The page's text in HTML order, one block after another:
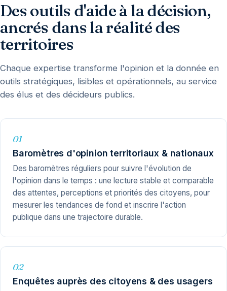
Des outils d'aide à la décision,
ancrés dans la réalité des
territoires
Chaque expertise transforme l'opinion et la donnée en
outils stratégiques, lisibles et opérationnels, au service
des élus et des décideurs publics.
01
Baromètres d'opinion territoriaux & nationaux
Des baromètres réguliers pour suivre l'évolution de
l'opinion dans le temps : une lecture stable et comparable
des attentes, perceptions et priorités des citoyens, pour
mesurer les tendances de fond et inscrire l'action
publique dans une trajectoire durable.
02
Enquêtes auprès des citoyens & des usagers